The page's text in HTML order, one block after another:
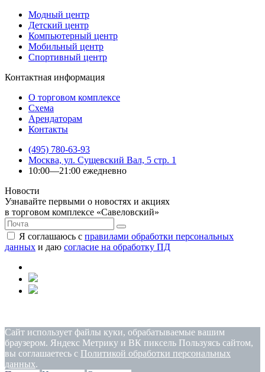
Модный центр
Детский центр
Компьютерный центр
Мобильный центр
Спортивный центр
Контактная информация
О торговом комплексе
Схема
Арендаторам
Контакты
(495) 780-63-93
Москва, ул. Сущевский Вал, 5 стр. 1
10:00—21:00 ежедневно
Новости
Узнавайте первыми о новостях и акциях
в торговом комплексе «Савеловский»
Я соглашаюсь с правилами обработки персональных
данных и даю согласие на обработку ПД
Сайт использует файлы куки, обрабатываемые вашим
браузером. Яндекс Метрику и ВК пиксель Пользуясь сайтом,
вы соглашаетесь с Политикой обработки персональных
данных.